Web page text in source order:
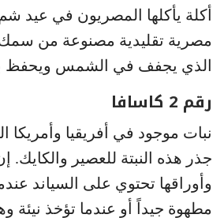
أكلة يأكلها المصريون في عيد شم
مصرية تقليدية مصنوعة من سمك
الذي يجفف في الشمس ويحفظ
رقم 2 كاسافا
نبات موجود في أفريقيا وأمريكا
جذر هذه النبتة للعصير والكايك.
وأوراقها تحتوي على السياند
مطهوة جيداً أو عندما تؤخذ نيئة